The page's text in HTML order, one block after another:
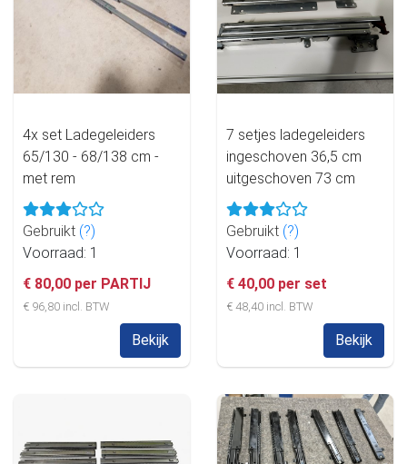
4x set Ladegeleiders
65/130 - 68/138 cm -
met rem
Gebruikt (?)
Voorraad: 1
€ 80,00 per PARTIJ
€ 96,80 incl. BTW
Bekijk
7 setjes ladegeleiders
ingeschoven 36,5 cm
uitgeschoven 73 cm
Gebruikt (?)
Voorraad: 1
€ 40,00 per set
€ 48,40 incl. BTW
Bekijk